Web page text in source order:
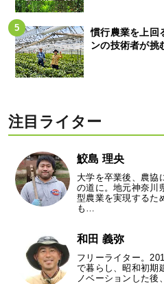
慣行農業を上回
ンの技術者が挑
注目ライター
鮫島 理央
大学を卒業後、農協
の道に。地元神奈川
型農業を実現するた
も…
和田 義弥
フリーライター。
で暮らし、昭和初期
ノベーションした後